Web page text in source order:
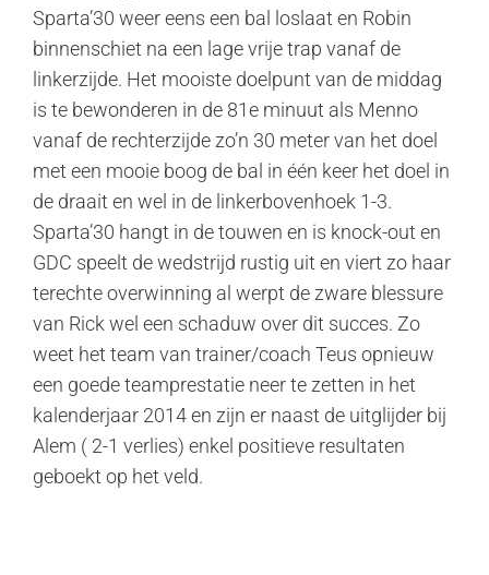
Sparta’30 weer eens een bal loslaat en Robin
binnenschiet na een lage vrije trap vanaf de
linkerzijde. Het mooiste doelpunt van de middag
is te bewonderen in de 81e minuut als Menno
vanaf de rechterzijde zo’n 30 meter van het doel
met een mooie boog de bal in één keer het doel in
de draait en wel in de linkerbovenhoek 1-3.
Sparta’30 hangt in de touwen en is knock-out en
GDC speelt de wedstrijd rustig uit en viert zo haar
terechte overwinning al werpt de zware blessure
van Rick wel een schaduw over dit succes. Zo
weet het team van trainer/coach Teus opnieuw
een goede teamprestatie neer te zetten in het
kalenderjaar 2014 en zijn er naast de uitglijder bij
Alem ( 2-1 verlies) enkel positieve resultaten
geboekt op het veld.